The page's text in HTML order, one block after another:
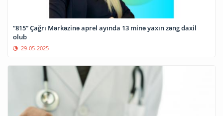
“815” Çağrı Mərkəzinə aprel ayında 13 minə yaxın zəng daxil
olub
29-05-2025